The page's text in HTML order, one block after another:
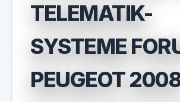
TELEMATIK-
SYSTEME
PEUGEOT